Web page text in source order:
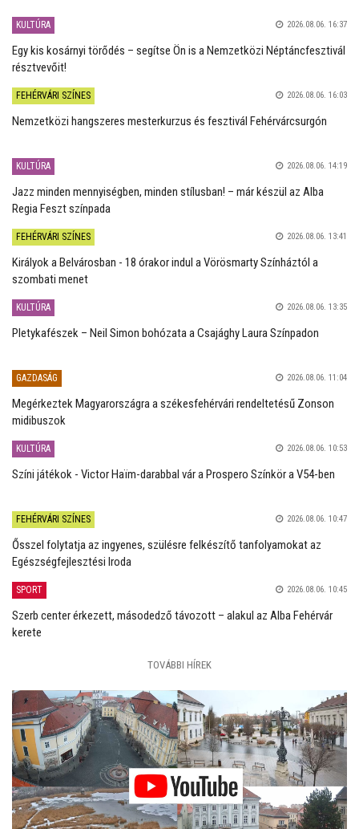
KULTÚRA 2026.08.06. 16:37
Egy kis kosárnyi törődés – segítse Ön is a Nemzetközi Néptáncfesztivál
résztvevőit!
FEHÉRVÁRI SZÍNES 2026.08.06. 16:03
Nemzetközi hangszeres mesterkurzus és fesztivál Fehérvárcsurgón
KULTÚRA 2026.08.06. 14:19
Jazz minden mennyiségben, minden stílusban! – már készül az Alba
Regia Feszt színpada
FEHÉRVÁRI SZÍNES 2026.08.06. 13:41
Királyok a Belvárosban - 18 órakor indul a Vörösmarty Színháztól a
szombati menet
KULTÚRA 2026.08.06. 13:35
Pletykafészek – Neil Simon bohózata a Csajághy Laura Színpadon
GAZDASÁG 2026.08.06. 11:04
Megérkeztek Magyarországra a székesfehérvári rendeltetésű Zonson
midibuszok
KULTÚRA 2026.08.06. 10:53
Színi játékok - Victor Haïm-darabbal vár a Prospero Színkör a V54-ben
FEHÉRVÁRI SZÍNES 2026.08.06. 10:47
Ősszel folytatja az ingyenes, szülésre felkészítő tanfolyamokat az
Egészségfejlesztési Iroda
SPORT 2026.08.06. 10:45
Szerb center érkezett, másodedző távozott – alakul az Alba Fehérvár
kerete
TOVÁBBI HÍREK